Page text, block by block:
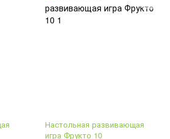
Настольная развивающая
игра Фрукто 10